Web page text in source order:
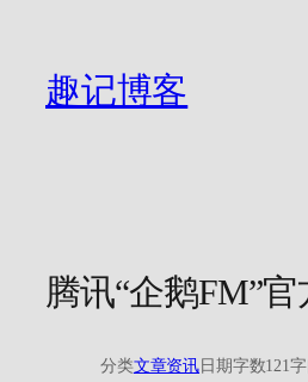
趣记博客
腾讯“企鹅FM”官
分类文章资讯 日期字数121字